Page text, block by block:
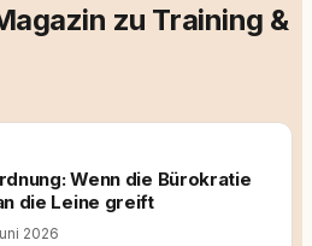
zu Training &
Wenn die Bürokratie
die Leine greift
2026